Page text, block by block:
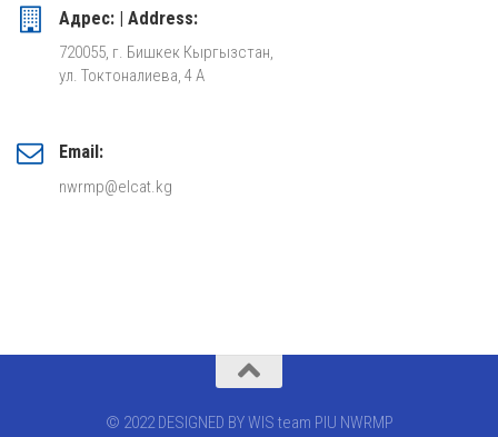
Адрес: | Address:
720055, г. Бишкек Кыргызстан,
ул. Токтоналиева, 4 А
Email:
nwrmp@elcat.kg
© 2022 DESIGNED BY WIS team PIU NWRMP